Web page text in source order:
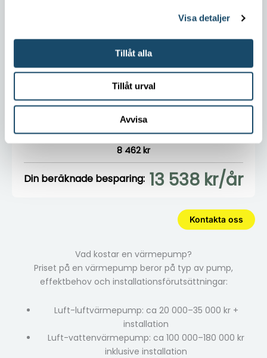
Visa detaljer
Tillåt alla
Tillåt urval
Avvisa
Nuvarande förbrukning för uppvärmning
Nuvarande årskostnad:
Ny årskostnad med värmepump:
8 462 kr
Din beräknade besparing: 13 538 kr/år
Kontakta oss
Vad kostar en värmepump?
Priset på en värmepump beror på typ av pump,
effektbehov och installationsförutsättningar:
Luft-luftvärmepump: ca 20 000–35 000 kr +
installation
Luft-vattenvärmepump: ca 100 000–180 000 kr
inklusive installation